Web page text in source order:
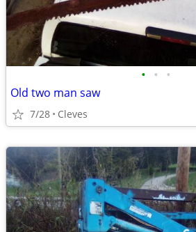
• • •
Old two man saw
7/28 Cleves